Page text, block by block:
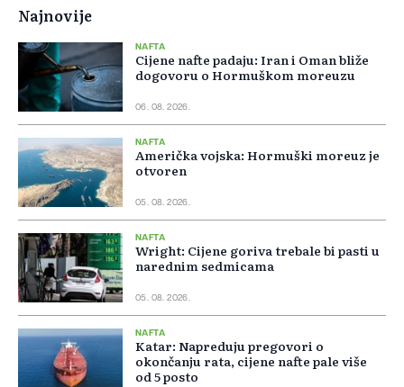
Najnovije
NAFTA
Cijene nafte padaju: Iran i Oman bliže
dogovoru o Hormuškom moreuzu
06. 08. 2026.
NAFTA
Američka vojska: Hormuški moreuz je
otvoren
05. 08. 2026.
NAFTA
Wright: Cijene goriva trebale bi pasti u
narednim sedmicama
05. 08. 2026.
NAFTA
Katar: Napreduju pregovori o
okončanju rata, cijene nafte pale više
od 5 posto